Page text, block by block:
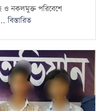
ও নকলমুক্ত পরিবেশে
বিস্তারিত